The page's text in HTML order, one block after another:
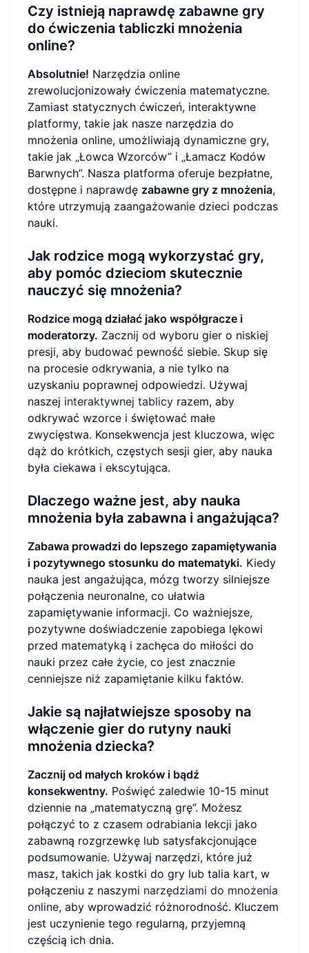
Czy istnieją naprawdę zabawne gry
do ćwiczenia tabliczki mnożenia
online?
Absolutnie! Narzędzia online
zrewolucjonizowały ćwiczenia matematyczne.
Zamiast statycznych ćwiczeń, interaktywne
platformy, takie jak nasze narzędzia do
mnożenia online, umożliwiają dynamiczne gry,
takie jak „Łowca Wzorców” i „Łamacz Kodów
Barwnych”. Nasza platforma oferuje bezpłatne,
dostępne i naprawdę zabawne gry z mnożenia,
które utrzymują zaangażowanie dzieci podczas
nauki.
Jak rodzice mogą wykorzystać gry,
aby pomóc dzieciom skutecznie
nauczyć się mnożenia?
Rodzice mogą działać jako współgracze i
moderatorzy. Zacznij od wyboru gier o niskiej
presji, aby budować pewność siebie. Skup się
na procesie odkrywania, a nie tylko na
uzyskaniu poprawnej odpowiedzi. Używaj
naszej interaktywnej tablicy razem, aby
odkrywać wzorce i świętować małe
zwycięstwa. Konsekwencja jest kluczowa, więc
dąż do krótkich, częstych sesji gier, aby nauka
była ciekawa i ekscytująca.
Dlaczego ważne jest, aby nauka
mnożenia była zabawna i angażująca?
Zabawa prowadzi do lepszego zapamiętywania
i pozytywnego stosunku do matematyki. Kiedy
nauka jest angażująca, mózg tworzy silniejsze
połączenia neuronalne, co ułatwia
zapamiętywanie informacji. Co ważniejsze,
pozytywne doświadczenie zapobiega lękowi
przed matematyką i zachęca do miłości do
nauki przez całe życie, co jest znacznie
cenniejsze niż zapamiętanie kilku faktów.
Jakie są najłatwiejsze sposoby na
włączenie gier do rutyny nauki
mnożenia dziecka?
Zacznij od małych kroków i bądź
konsekwentny. Poświęć zaledwie 10-15 minut
dziennie na „matematyczną grę”. Możesz
połączyć to z czasem odrabiania lekcji jako
zabawną rozgrzewkę lub satysfakcjonujące
podsumowanie. Używaj narzędzi, które już
masz, takich jak kostki do gry lub talia kart, w
połączeniu z naszymi narzędziami do mnożenia
online, aby wprowadzić różnorodność. Kluczem
jest uczynienie tego regularną, przyjemną
częścią ich dnia.